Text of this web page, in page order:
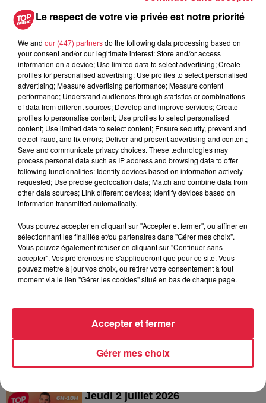
Les dernières infos sur la venue du
pape à Metz en septembre
5 août 2026
Europa-Park : des précisons sur
l’après Euro-Mir
Dans la même série
Top Music a Rulantica
Top Music a Rulantica
Vendredi 03 juillet 2026
Jeudi 2 juillet 2026
Le respect de votre vie privée est notre priorité
We and our (447) partnersdo the following data processing based on
your consent and/or our legitimate interest: Store and/or access
information on a device; Use limited data to select advertising; Create
profiles for personalised advertising; Use profiles to select personalised
advertising; Measure advertising performance; Measure content
performance; Understand audiences through statistics or combinations
of data from different sources; Develop and improve services; Create
profiles to personalise content; Use profiles to select personalised
content; Use limited data to select content; Ensure security, prevent and
detect fraud, and fix errors; Deliver and present advertising and content;
Save and communicate privacy choices. These technologies may
process personal data such as IP address and browsing data to offer
following functionalities: Identify devices based on information actively
requested; Use precise geolocation data; Match and combine data from
other data sources; Link different devices; Identify devices based on
information transmitted automatically.
Vous pouvez accepter en cliquant sur "Accepter et fermer", ou affiner en
sélectionnant les finalités et/ou partenaires dans "Gérer mes choix".
Vous pouvez également refuser en cliquant sur "Continuer sans
accepter". Vos préférences ne s'appliqueront que pour ce site. Vous
pouvez mettre à jour vos choix, ou retirer votre consentement à tout
moment via le lien "Gérer les cookies" situé en bas de chaque page.
Gérer mes choix
Accepter et fermer